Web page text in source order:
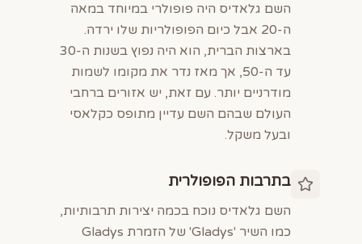
השם גלאדיס היה פופולרי במיוחד במאה
ה-20 אבל כיום הפופולריות שלו ירדה.
בארצות הברית, הוא היה נפוץ בשנות ה-30
עד ה-50, אך מאז נדר את מקומו לשמות
מודרניים יותר. עם זאת, יש אזורים ברחבי
העולם שבהם השם עדיין מתופס כקלאסי
ובעל משקל.
בתרבות הפופולרית
השם גלאדיס נוכח בכמה יצירות תרבותיות,
כמו השיר 'Gladys' של הזמרת Gladys